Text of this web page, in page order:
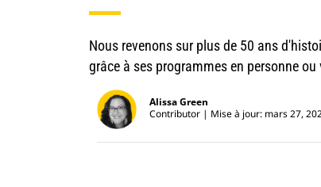
Nous revenons sur plus de 50 ans
grâce à ses programmes en personne ou
Alissa Green
Contributor
Mise à jour: mars 27,